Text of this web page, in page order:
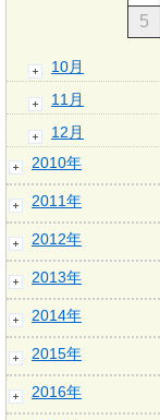
5
10月
11月
12月
2010年
2011年
2012年
2013年
2014年
2015年
2016年